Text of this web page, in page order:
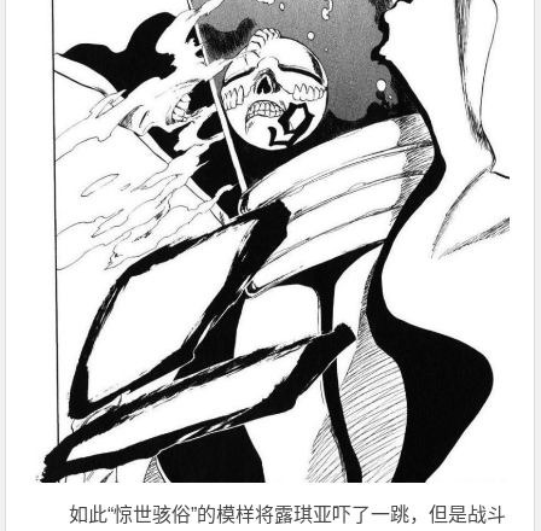
如此“惊世骇俗”的模样将露琪亚吓了一跳，但是战斗